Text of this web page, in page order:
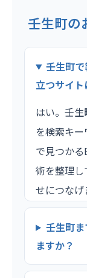
壬生町の
壬生町
立つサイト
はい。壬
を検索キ
で見つか
術を整理
せにつなげ
壬生町
ますか？